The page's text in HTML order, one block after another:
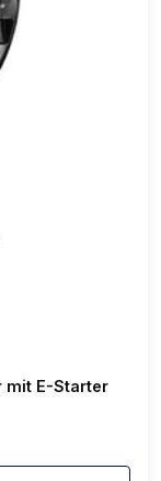
mit E-Starter